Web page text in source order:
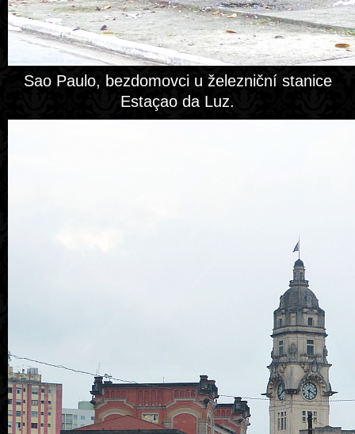
Sao Paulo, bezdomovci u železniční stanice
Estaçao da Luz.